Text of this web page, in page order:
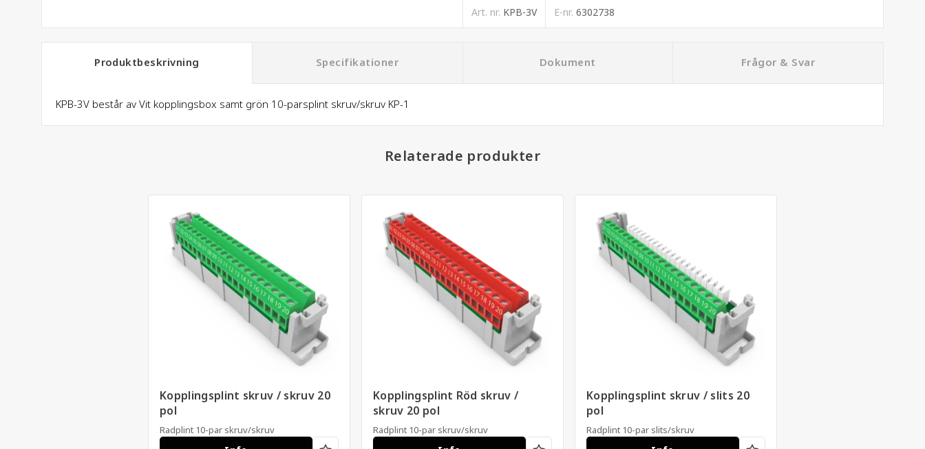
Art. nr. KPB-3V E-nr. 6302738
Produktbeskrivning Specifikationer Dokument Frågor & Svar
KPB-3V består av Vit kopplingsbox samt grön 10-parsplint skruv/skruv KP-1
Relaterade produkter
Kopplingsplint skruv / skruv 20
pol
Radplint 10-par skruv/skruv
Kopplingsplint Röd skruv /
skruv 20 pol
Radplint 10-par skruv/skruv
Kopplingsplint skruv / slits 20
pol
Radplint 10-par slits/skruv